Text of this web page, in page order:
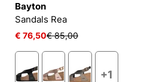
Bayton
Sandals Rea
€ 76,50€ 85,00
+1